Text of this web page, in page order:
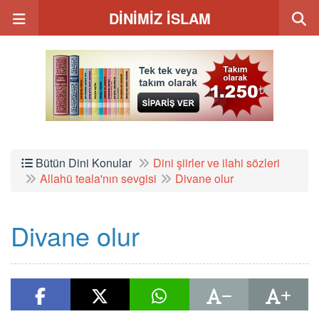
DİNİMİZ İSLAM
Bütün Dini Konular
Dini şiirler ve ilahi sözleri
Allahü teala'nın sevgisi
Divane olur
Divane olur